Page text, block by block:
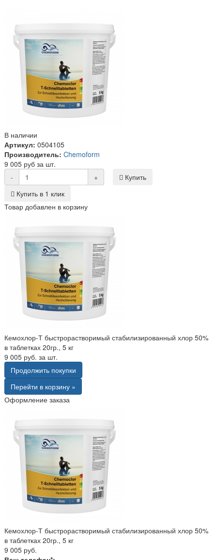
В наличии
Артикул: 0504105
Производитель: Chemoform
9 005 руб за шт.
-
+
Купить
Купить в 1 клик
Товар добавлен в корзину
Кемохлор-Т быстрорастворимый стабилизированный хлор 50%
в таблетках 20гр., 5 кг
9 005 руб. за шт.
Продолжить покупки
Перейти в корзину »
Оформление заказа
Кемохлор-Т быстрорастворимый стабилизированный хлор 50%
в таблетках 20гр., 5 кг
9 005 руб.